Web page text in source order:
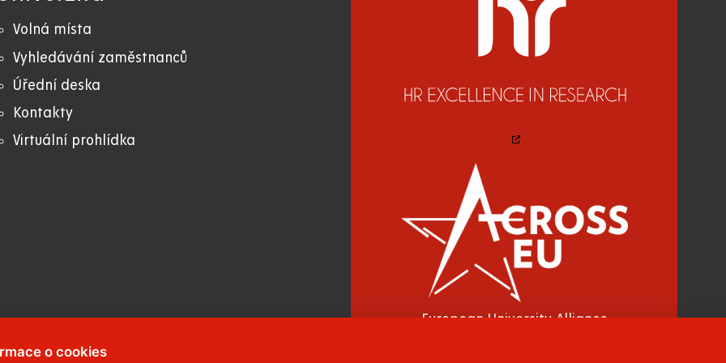
Volná místa
Vyhledávání zaměstnanců
Úřední deska
Kontakty
Virtuální prohlídka
European University Alliance
o cookies